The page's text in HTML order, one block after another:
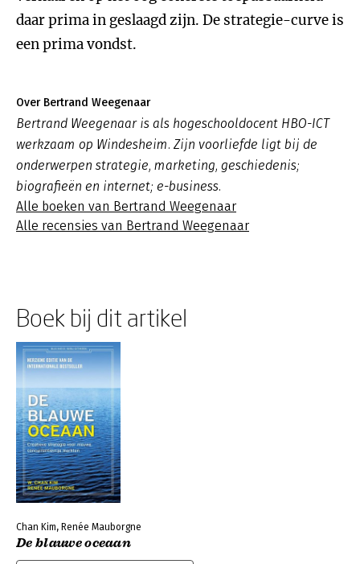
daar prima in geslaagd zijn. De strategie-curve is
een prima vondst.
Over Bertrand Weegenaar
Bertrand Weegenaar is als hogeschooldocent HBO-ICT
werkzaam op Windesheim. Zijn voorliefde ligt bij de
onderwerpen strategie, marketing, geschiedenis;
biografieën en internet; e-business.
Alle boeken van Bertrand Weegenaar
Alle recensies van Bertrand Weegenaar
Boek bij dit artikel
Chan Kim, Renée Mauborgne
De blauwe oceaan